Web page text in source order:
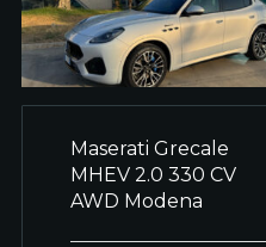
Maserati Grecale
MHEV 2.0 330 CV
AWD Modena